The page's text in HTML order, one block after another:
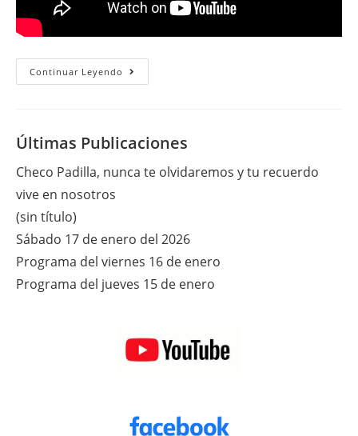
Continuar Leyendo Lunes
4
Últimas Publicaciones
Checo Padilla, nunca te olvidaremos y tu recuerdo
vive en nosotros
(sin título)
Sábado 17 de enero del 2026
Programa del viernes 16 de enero
Programa del jueves 15 de enero